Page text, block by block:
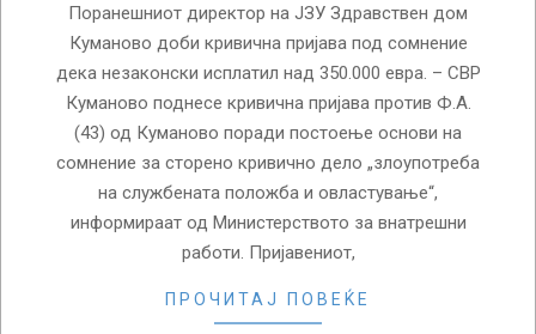
Поранешниот директор на ЈЗУ Здравствен дом
Куманово доби кривична пријава под сомнение
дека незаконски исплатил над 350.000 евра. – СВР
Куманово поднесе кривична пријава против Ф.А.
(43) од Куманово поради постоење основи на
сомнение за сторено кривично дело „злоупотреба
на службената положба и овластување“,
информираат од Министерството за внатрешни
работи. Пријавениот,
ПРОЧИТАЈ ПОВЕЌЕ